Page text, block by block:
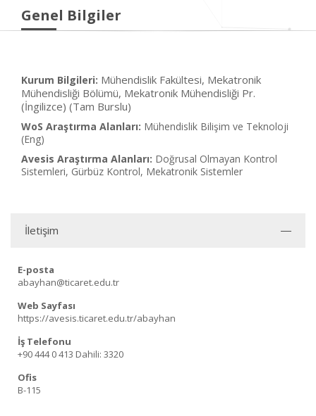
Genel Bilgiler
Kurum Bilgileri: Mühendislik Fakültesi, Mekatronik
Mühendisliği Bölümü, Mekatronik Mühendisliği Pr.
(İngilizce) (Tam Burslu)
WoS Araştırma Alanları: Mühendislik Bilişim ve Teknoloji
(Eng)
Avesis Araştırma Alanları: Doğrusal Olmayan Kontrol
Sistemleri, Gürbüz Kontrol, Mekatronik Sistemler
İletişim
E-posta
abayhan@ticaret.edu.tr
Web Sayfası
https://avesis.ticaret.edu.tr/abayhan
İş Telefonu
+90 444 0 413 Dahili: 3320
Ofis
B-115